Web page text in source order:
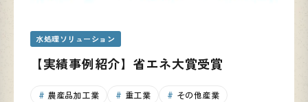
水処理ソリューション
【実績事例紹介】省エネ大賞受賞
農産品加工業 重工業
その他産業